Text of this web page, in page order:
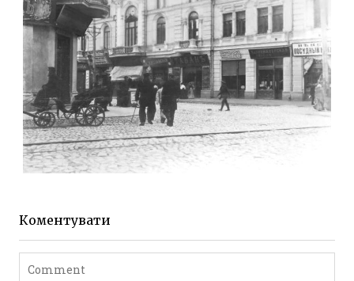
ЖИТОМИР МИХАЙЛІВСЬКА 1903 РОКУ
Коментувати